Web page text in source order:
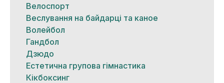
Велоспорт
Веслування на байдарці та каное
Волейбол
Гандбол
Дзюдо
Естетична групова гімнастика
Кікбоксинг